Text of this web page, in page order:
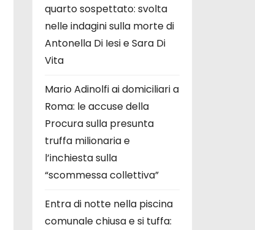
quarto sospettato: svolta
nelle indagini sulla morte di
Antonella Di Iesi e Sara Di
Vita
Mario Adinolfi ai domiciliari a
Roma: le accuse della
Procura sulla presunta
truffa milionaria e
l’inchiesta sulla
“scommessa collettiva”
Entra di notte nella piscina
comunale chiusa e si tuffa: